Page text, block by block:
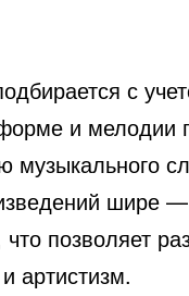
с
и мелодии
музыкального
шире
позволяет
артистизм.